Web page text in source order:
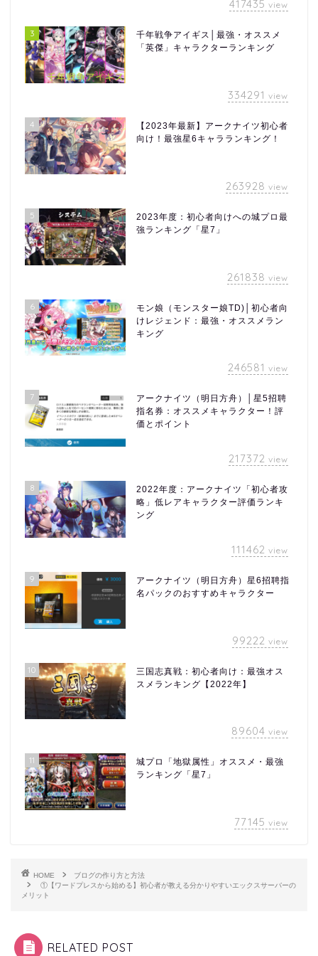
417435 view
3
千年戦争アイギス│最強・オススメ
「英傑」キャラクターランキング
334291 view
4
【2023年最新】アークナイツ初心者
向け！最強星6キャラランキング！
263928 view
5
2023年度：初心者向けへの城プロ最
強ランキング「星7」
261838 view
6
モン娘（モンスター娘TD)│初心者向
けレジェンド：最強・オススメラン
キング
246581 view
7
アークナイツ（明日方舟）│星5招聘
指名券：オススメキャラクター！評
価とポイント
217372 view
8
2022年度：アークナイツ「初心者攻
略」低レアキャラクター評価ランキ
ング
111462 view
9
アークナイツ（明日方舟）星6招聘指
名パックのおすすめキャラクター
99222 view
10
三国志真戦：初心者向け：最強オス
スメランキング【2022年】
89604 view
11
城プロ「地獄属性」オススメ・最強
ランキング「星7」
77145 view
HOME
ブログの作り方と方法
①【ワードプレスから始める】初心者が教える分かりやすいエックスサーバーの
メリット
RELATED POST